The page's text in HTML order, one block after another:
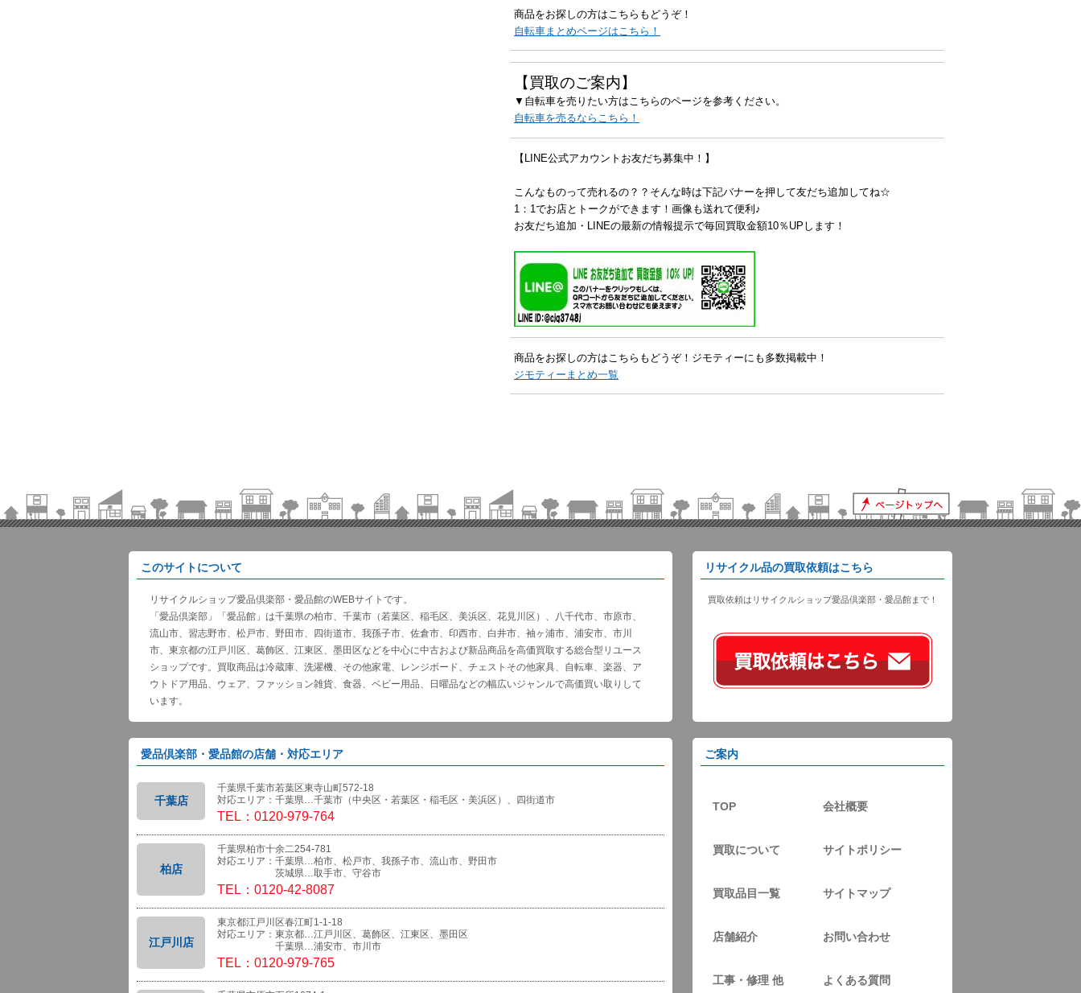
商品をお探しの方はこちらもどうぞ！
自転車まとめページはこちら！
【買取のご案内】
▼自転車を売りたい方はこちらのページを参考ください。
自転車を売るならこちら！
【LINE公式アカウントお友だち募集中！】
こんなものって売れるの？？そんな時は下記バナーを押して友だち追加してね☆
1：1でお店とトークができます！画像も送れて便利♪
お友だち追加・LINEの最新の情報提示で毎回買取金額10％UPします！
商品をお探しの方はこちらもどうぞ！ジモティーにも多数掲載中！
ジモティーまとめ一覧
このサイトについて
リサイクルショップ愛品倶楽部・愛品館のWEBサイトです。
「愛品倶楽部」「愛品館」は千葉県の柏市、千葉市（若葉区、稲毛区、美浜区、花見川区）、八千代市、市原市、
流山市、習志野市、松戸市、野田市、四街道市、我孫子市、佐倉市、印西市、白井市、袖ヶ浦市、浦安市、市川
市、東京都の江戸川区、葛飾区、江東区、墨田区などを中心に中古および新品商品を高価買取する総合型リユース
ショップです。買取商品は冷蔵庫、洗濯機、その他家電、レンジボード、チェストその他家具、自転車、楽器、ア
ウトドア用品、ウェア、ファッション雑貨、食器、ベビー用品、日曜品などの幅広いジャンルで高価買い取りして
います。
リサイクル品の買取依頼はこちら
買取依頼はリサイクルショップ愛品倶楽部・愛品館まで！
愛品倶楽部・愛品館の店舗・対応エリア
千葉店
千葉県千葉市若葉区東寺山町572-18
対応エリア：千葉県…千葉市（中央区・若葉区・稲毛区・美浜区）、四街道市
TEL：0120-979-764
柏店
千葉県柏市十余二254-781
対応エリア：千葉県…柏市、松戸市、我孫子市、流山市、野田市
茨城県…取手市、守谷市
TEL：0120-42-8087
江戸川店
東京都江戸川区春江町1-1-18
対応エリア：東京都…江戸川区、葛飾区、江東区、墨田区
千葉県…浦安市、市川市
TEL：0120-979-765
ご案内
TOP 会社概要
買取について サイトポリシー
買取品目一覧 サイトマップ
店舗紹介 お問い合わせ
工事・修理 他 よくある質問